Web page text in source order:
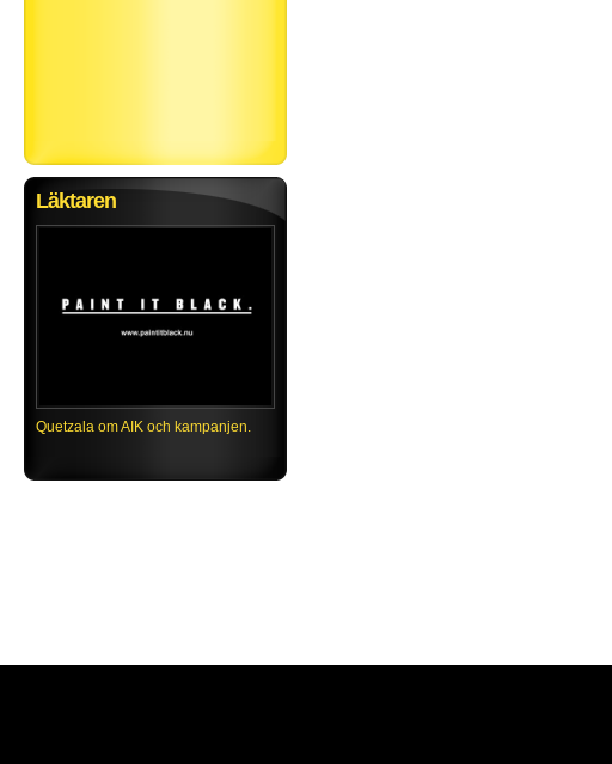
Läktaren
Quetzala om AIK och kampanjen.